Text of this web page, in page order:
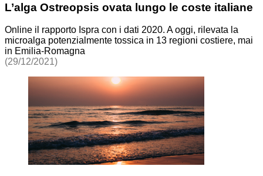
L’alga Ostreopsis ovata lungo le coste italiane
Online il rapporto Ispra con i dati 2020. A oggi, rilevata la
microalga potenzialmente tossica in 13 regioni costiere, mai
in Emilia-Romagna
(29/12/2021)